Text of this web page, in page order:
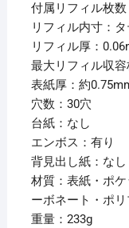
付属リフィル枚数
リフィル内寸：
リフィル厚：
最大リフィル収
表紙厚：約
穴数：30穴
台紙：なし
エンボス：有り
背見出し紙：なし
材質：表紙・ポ
ーボネート・ポ
重量：233g